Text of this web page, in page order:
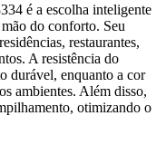
é a escolha inteligente
do conforto. Seu
restaurantes,
A resistência do
durável, enquanto a cor
ambientes. Além disso,
otimizando o